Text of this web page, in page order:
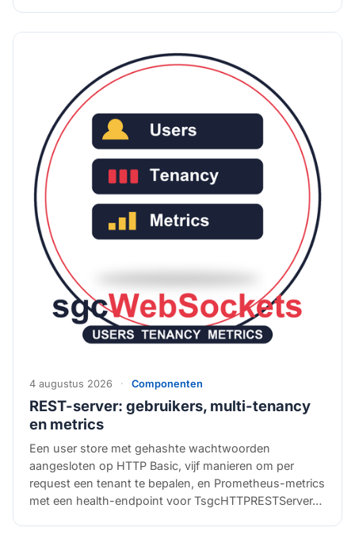
4 augustus 2026 · Componenten
REST-server: gebruikers, multi-tenancy
en metrics
Een user store met gehashte wachtwoorden
aangesloten op HTTP Basic, vijf manieren om per
request een tenant te bepalen, en Prometheus-metrics
met een health-endpoint voor TsgcHTTPRESTServer…